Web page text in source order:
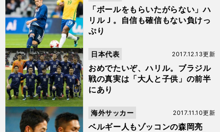
「ボールをもらいたがらない」ハ
リルＪ。自信も確信もない負けっ
ぷり
おめでたいぞ、ハリル。ブラジル
戦の真実は「大人と子供」の前半
にあり
2017.12.13更新
日本代表
ベルギー人もゾッコンの森岡亮
2017.11.10更新
海外サッカー